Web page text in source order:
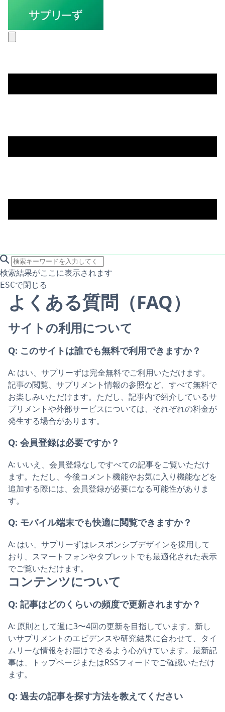
search icon
サイト内検索
検索結果がここに表示されます
ESCで閉じる
よくある質問（FAQ）
サイトの利用について
Q: このサイトは誰でも無料で利用できますか？
A: はい、サプリーずは完全無料でご利用いただけます。
記事の閲覧、サプリメント情報の参照など、すべて無料で
お楽しみいただけます。ただし、記事内で紹介しているサ
プリメントや外部サービスについては、それぞれの料金が
発生する場合があります。
Q: 会員登録は必要ですか？
A: いいえ、会員登録なしですべての記事をご覧いただけ
ます。ただし、今後コメント機能やお気に入り機能などを
追加する際には、会員登録が必要になる可能性がありま
す。
Q: モバイル端末でも快適に閲覧できますか？
A: はい、サプリーずはレスポンシブデザインを採用して
おり、スマートフォンやタブレットでも最適化された表示
でご覧いただけます。
コンテンツについて
Q: 記事はどのくらいの頻度で更新されますか？
A: 原則として週に3〜4回の更新を目指しています。新し
いサプリメントのエビデンスや研究結果に合わせて、タイ
ムリーな情報をお届けできるよう心がけています。最新記
事は、トップページまたはRSSフィードでご確認いただけ
ます。
Q: 過去の記事を探す方法を教えてください